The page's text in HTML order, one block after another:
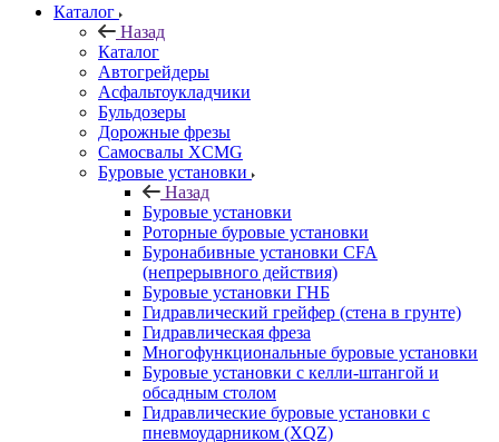
Каталог
Назад
Каталог
Автогрейдеры
Асфальтоукладчики
Бульдозеры
Дорожные фрезы
Самосвалы XCMG
Буровые установки
Назад
Буровые установки
Роторные буровые установки
Буронабивные установки CFA
(непрерывного действия)
Буровые установки ГНБ
Гидравлический грейфер (стена в грунте)
Гидравлическая фреза
Многофункциональные буровые установки
Буровые установки с келли-штангой и
обсадным столом
Гидравлические буровые установки с
пневмоударником (XQZ)